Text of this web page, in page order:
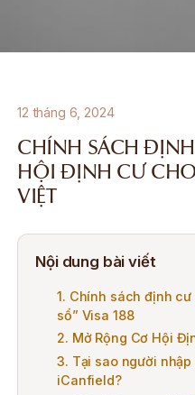
12 tháng 6, 2024
CHÍNH SÁCH
HỘI ĐỊNH CƯ
VIỆT
Nội dung bài viết
1. Chính sách định
sổ” Visa 188
2. Mở Rộng Cơ Hội
3. Tại sao người
iCanfield?